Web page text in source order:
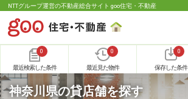
NTTグループ運営の不動産総合サイト goo住宅・不動産
0
最近検索した条件
0
最近見た物件
0
保存した条件
神奈川県の貸店舗を探す